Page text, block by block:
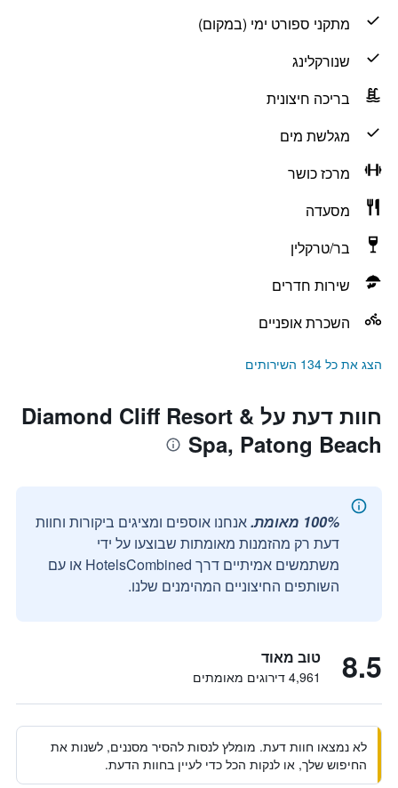
מתקני ספורט ימי (במקום)
שנורקלינג
בריכה חיצונית
מגלשת מים
מרכז כושר
מסעדה
בר/טרקלין
שירות חדרים
השכרת אופניים
הצג את כל 134 השירותים
חוות דעת על Diamond Cliff Resort &
Spa, Patong Beach
100% מאומת.
אנחנו אוספים ומציגים ביקורות וחוות
דעת רק מהזמנות מאומתות שבוצעו על ידי
משתמשים אמיתיים דרך HotelsCombined או עם
השותפים החיצוניים המהימנים שלנו.
8.5 טוב מאוד
4,961 דירוגים מאומתים
לא נמצאו חוות דעת. מומלץ לנסות להסיר מסננים, לשנות את
החיפוש שלך, או לנקות הכל כדי לעיין בחוות הדעת.